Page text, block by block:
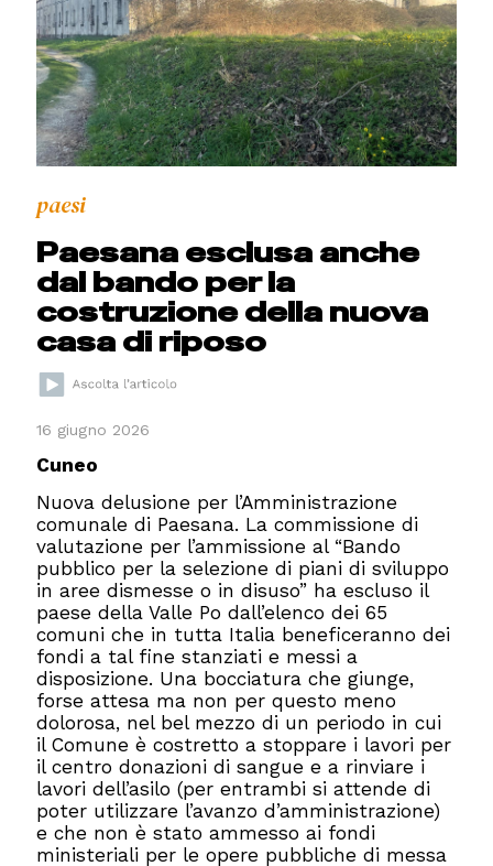
paesi
Paesana esclusa anche
dal bando per la
costruzione della nuova
casa di riposo
16 giugno 2026
Cuneo
Nuova delusione per l’Amministrazione
comunale di Paesana. La commissione di
valutazione per l’ammissione al “Bando
pubblico per la selezione di piani di sviluppo
in aree dismesse o in disuso” ha escluso il
paese della Valle Po dall’elenco dei 65
comuni che in tutta Italia beneficeranno dei
fondi a tal fine stanziati e messi a
disposizione. Una bocciatura che giunge,
forse attesa ma non per questo meno
dolorosa, nel bel mezzo di un periodo in cui
il Comune è costretto a stoppare i lavori per
il centro donazioni di sangue e a rinviare i
lavori dell’asilo (per entrambi si attende di
poter utilizzare l’avanzo d’amministrazione)
e che non è stato ammesso ai fondi
ministeriali per le opere pubbliche di messa